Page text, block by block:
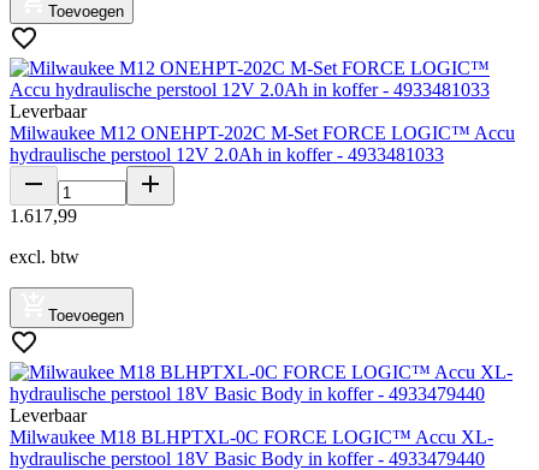
Toevoegen
Leverbaar
Milwaukee M12 ONEHPT-202C M-Set FORCE LOGIC™ Accu
hydraulische perstool 12V 2.0Ah in koffer - 4933481033
1 .617,99
excl. btw
Toevoegen
Leverbaar
Milwaukee M18 BLHPTXL-0C FORCE LOGIC™ Accu XL-
hydraulische perstool 18V Basic Body in koffer - 4933479440